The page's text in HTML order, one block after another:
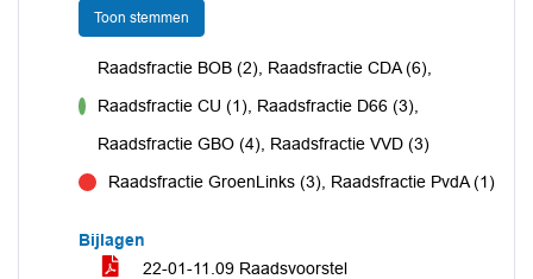
Toon stemmen
Raadsfractie BOB (2), Raadsfractie CDA (6),
Raadsfractie CU (1), Raadsfractie D66 (3),
Raadsfractie GBO (4), Raadsfractie VVD (3)
Raadsfractie GroenLinks (3), Raadsfractie PvdA (1)
Bijlagen
22-01-11.09 Raadsvoorstel